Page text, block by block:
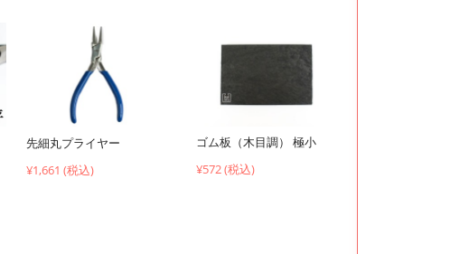
先細丸プライヤー
¥1,661 (税込)
ゴム板（木目調） 極小
¥572 (税込)